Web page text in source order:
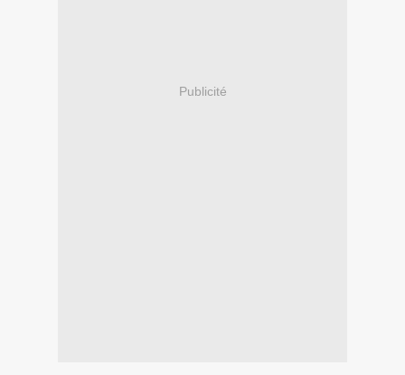
Publicité